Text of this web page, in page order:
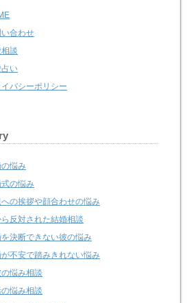
い合わせ
談
い
イバシーポリシー
悩み
の悩み
への挨拶や顔合わせの悩み
反対された結婚相談
決断できない彼の悩み
不安で踏みきれない悩み
の悩み相談
悩み相談